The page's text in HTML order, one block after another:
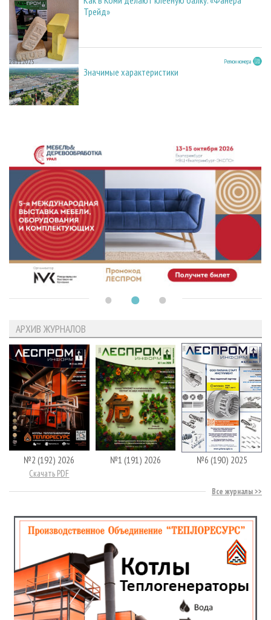
Трейд»
28.11.2025 Регион номера
Значимые характеристики
АРХИВ ЖУРНАЛОВ
№2 (192) 2026
Скачать PDF
№1 (191) 2026 №6 (190) 2025
Все журналы